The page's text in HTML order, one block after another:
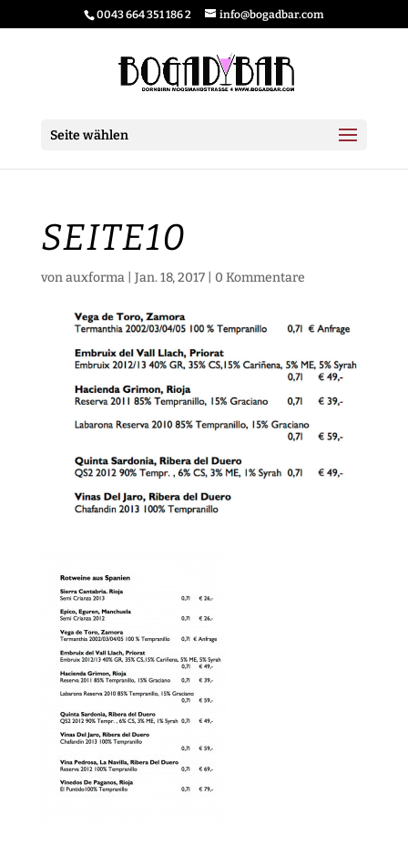
0043 664 351 186 2 info@bogadbar.com
Seite wählen
SEITE10
vonauxforma| Jan. 18, 2017| 0 Kommentare